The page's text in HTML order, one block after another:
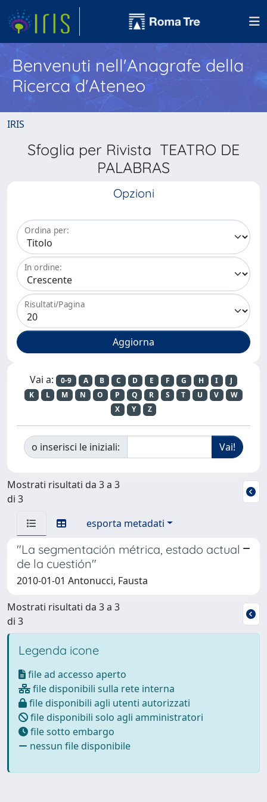
Benvenuti nell'Anagrafe della
Ricerca d'Ateneo
IRIS
Sfoglia per Rivista TEATRO DE
PALABRAS
Opzioni
Ordina per:
In ordine:
Risultati/Pagina
Vai a: 0-9 A B C D E F G H I
J
K
L M N O P Q R S T U V
W
X
Y Z
o inserisci le iniziali:
Mostrati risultati da 3 a 3
di 3
esporta metadati
"La segmentación métrica, estado actual
de la cuestión"
2010-01-01 Antonucci, Fausta
Mostrati risultati da 3 a 3
di 3
Legenda icone
file ad accesso aperto
file disponibili sulla rete interna
file disponibili agli utenti autorizzati
file disponibili solo agli amministratori
file sotto embargo
nessun file disponibile